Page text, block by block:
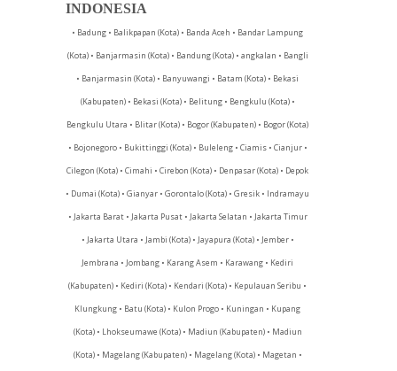
INDONESIA
• Badung • Balikpapan (Kota) • Banda Aceh • Bandar Lampung
(Kota) • Banjarmasin (Kota) • Bandung (Kota) • angkalan • Bangli
• Banjarmasin (Kota) • Banyuwangi • Batam (Kota) • Bekasi
(Kabupaten) • Bekasi (Kota) • Belitung • Bengkulu (Kota) •
Bengkulu Utara • Blitar (Kota) • Bogor (Kabupaten) • Bogor (Kota)
• Bojonegoro • Bukittinggi (Kota) • Buleleng • Ciamis • Cianjur •
Cilegon (Kota) • Cimahi • Cirebon (Kota) • Denpasar (Kota) • Depok
• Dumai (Kota) • Gianyar • Gorontalo (Kota) • Gresik • Indramayu
• Jakarta Barat • Jakarta Pusat • Jakarta Selatan • Jakarta Timur
• Jakarta Utara • Jambi (Kota) • Jayapura (Kota) • Jember •
Jembrana • Jombang • Karang Asem • Karawang • Kediri
(Kabupaten) • Kediri (Kota) • Kendari (Kota) • Kepulauan Seribu •
Klungkung • Batu (Kota) • Kulon Progo • Kuningan • Kupang
(Kota) • Lhokseumawe (Kota) • Madiun (Kabupaten) • Madiun
(Kota) • Magelang (Kabupaten) • Magelang (Kota) • Magetan •